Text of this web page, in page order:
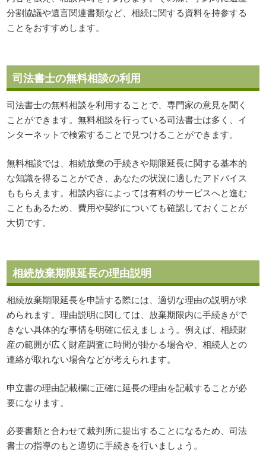
分割協議や遺言関連書類など、相続に関する資料を持参する
ことをおすすめします。
司法書士の無料相談の利用
司法書士の無料相談を利用することで、専門家の意見を聞く
ことができます。無料相談を行っている司法書士は多く、イ
ンターネットで検索することで見つけることができます。
無料相談では、相続放棄の手続きや期限延長に関する基本的
な知識を得ることができ、あなたの状況に適したアドバイス
ももらえます。相談内容によっては有料のサービスへと進む
こともあるため、費用や契約についても確認しておくことが
大切です。
相続放棄期限延長の理由説明
相続放棄期限延長を申請する際には、適切な理由の説明が求
められます。理由説明に関しては、放棄期限内に手続きがで
きない具体的な事情を明確に伝えましょう。例えば、相続財
産の範囲が広く財産調査に時間が掛かる場合や、相続人との
連絡が取れない場合などが考えられます。
申立書の理由記載欄に正確に延長の理由を記載することが必
要になります。
必要書類と合わせて裁判所に提出することになるため、司法
書士の指導のもと適切に手続きを行いましょう。